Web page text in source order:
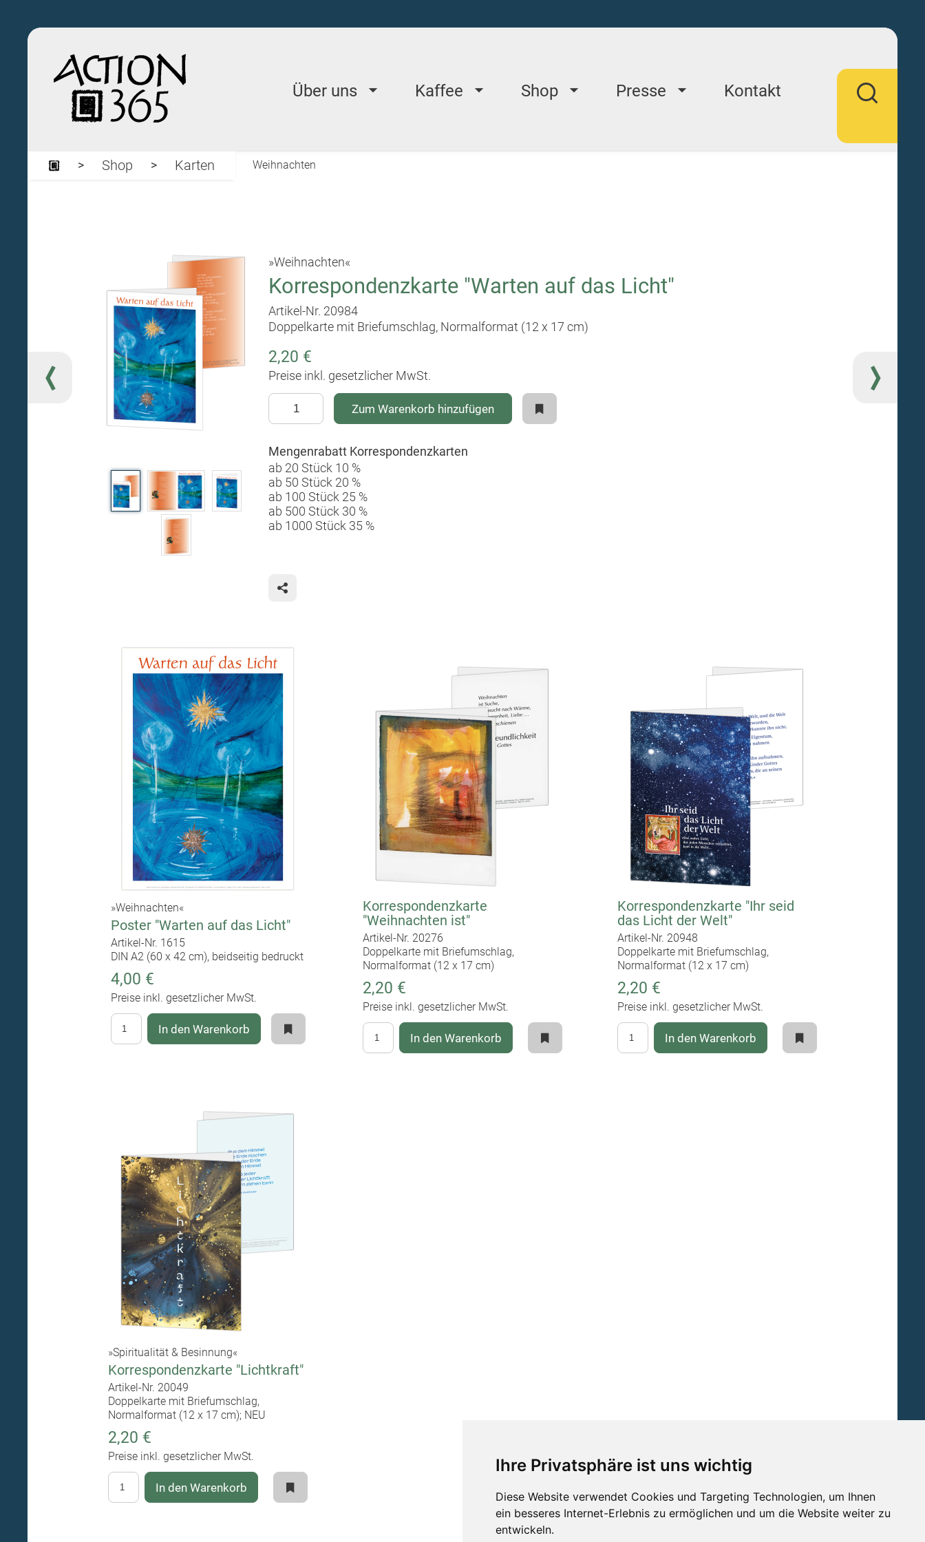
Ihre Privatsphäre ist uns wichtig
Diese Website verwendet Cookies und Targeting Technologien, um Ihnen
ein besseres Internet-Erlebnis zu ermöglichen und um die Website weiter zu
entwickeln.
Über uns Kaffee Shop Presse Kontakt
Shop Karten Weihnachten
»Weihnachten«
Korrespondenzkarte "Warten auf das Licht"
Artikel-Nr. 20984
Doppelkarte mit Briefumschlag, Normalformat (12 x 17 cm)
2,20 €
Preise inkl. gesetzlicher MwSt.
Zum Warenkorb hinzufügen
Mengenrabatt Korrespondenzkarten
ab 20 Stück 10 %
ab 50 Stück 20 %
ab 100 Stück 25 %
ab 500 Stück 30 %
ab 1000 Stück 35 %
»Weihnachten«
Poster "Warten auf das Licht"
Artikel-Nr. 1615
DIN A2 (60 x 42 cm), beidseitig bedruckt
4,00 €
Preise inkl. gesetzlicher MwSt.
In den Warenkorb
Korrespondenzkarte
"Weihnachten ist"
Artikel-Nr. 20276
Doppelkarte mit Briefumschlag,
Normalformat (12 x 17 cm)
2,20 €
Preise inkl. gesetzlicher MwSt.
In den Warenkorb
Korrespondenzkarte "Ihr seid
das Licht der Welt"
Artikel-Nr. 20948
Doppelkarte mit Briefumschlag,
Normalformat (12 x 17 cm)
2,20 €
Preise inkl. gesetzlicher MwSt.
In den Warenkorb
»Spiritualität & Besinnung«
Korrespondenzkarte "Lichtkraft"
Artikel-Nr. 20049
Doppelkarte mit Briefumschlag,
Normalformat (12 x 17 cm); NEU
2,20 €
Preise inkl. gesetzlicher MwSt.
In den Warenkorb